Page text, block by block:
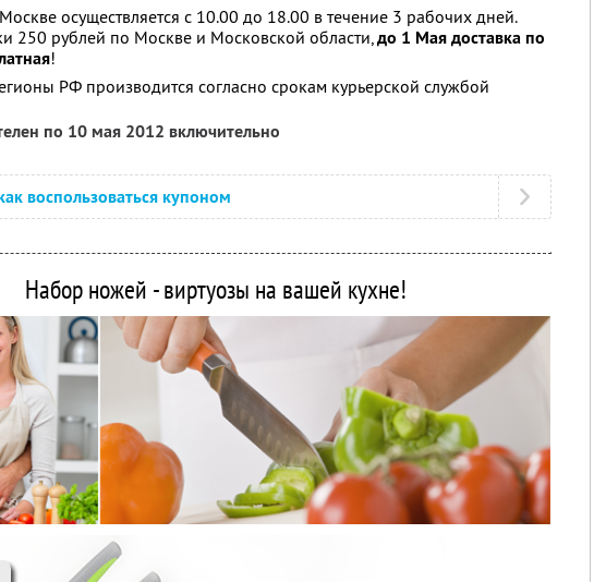
осуществляется с 10.00 до 18.00 в течение 3 рабочих дней.
250 рублей по Москве и Московской области,до 1 Мая доставка по
!
РФ производится согласно срокам курьерской службой
по 10 мая 2012 включительно
воспользоваться купоном
Набор ножей - виртуозы на вашей кухне!